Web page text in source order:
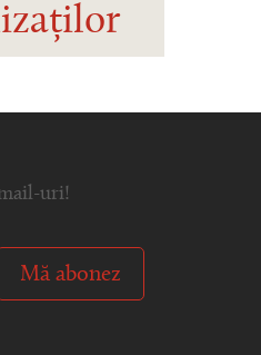
uri!
Mă abonez